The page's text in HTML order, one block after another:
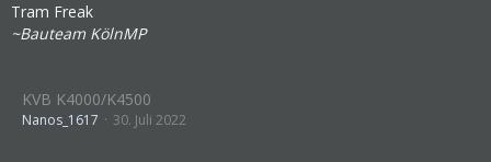
Tram Freak
~Bauteam KölnMP
KVB K4000/K4500
Nanos_1617 30. Juli 2022